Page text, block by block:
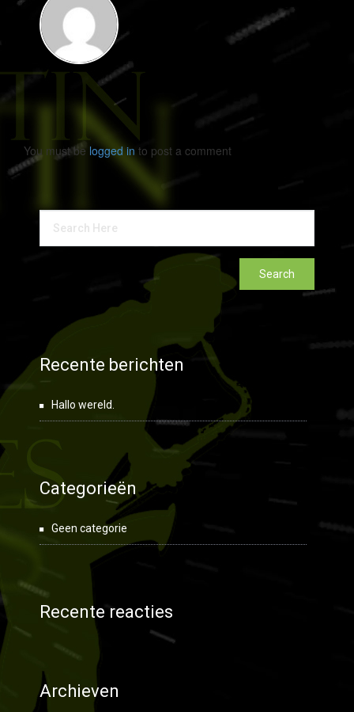
You must be logged in to post a comment
Recente berichten
Hallo wereld.
Categorieën
Geen categorie
Recente reacties
Archieven